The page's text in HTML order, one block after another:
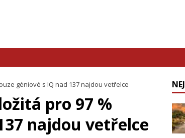
géniové s IQ nad 137 najdou vetřelce
pro 97 %
najdou vetřelce